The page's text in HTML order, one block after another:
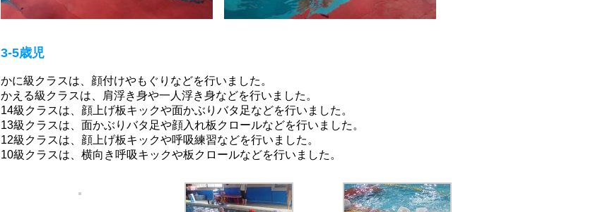
3-5歳児
かに級クラスは、顔付けやもぐりなどを行いました。
かえる級クラスは、肩浮き身や一人浮き身などを行いました。
14級クラスは、顔上げ板キックや面かぶりバタ足などを行いました。
13級クラスは、面かぶりバタ足や顔入れ板クロールなどを行いました。
12級クラスは、顔上げ板キックや呼吸練習などを行いました。
10級クラスは、横向き呼吸キックや板クロールなどを行いました。